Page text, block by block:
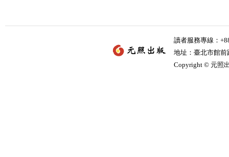
讀者服務專線：
地址：臺北市館
Copyright © 元照